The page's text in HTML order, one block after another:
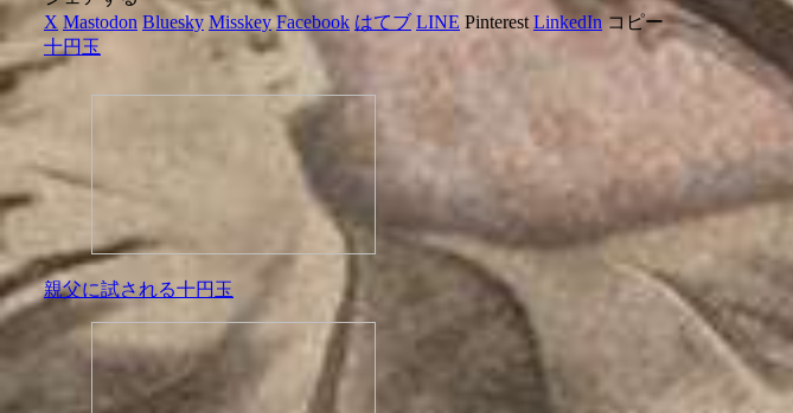
X Mastodon Bluesky Misskey Facebook はてブ LINE Pinterest LinkedIn コピー
十円玉
親父に試される十円玉